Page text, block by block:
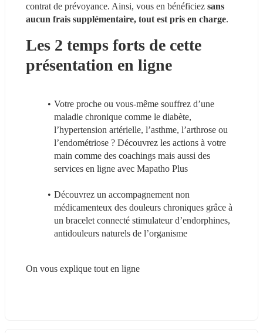
contrat de prévoyance. Ainsi, vous en bénéficiez sans
aucun frais supplémentaire, tout est pris en charge.
Les 2 temps forts de cette
présentation en ligne
Votre proche ou vous-même souffrez d’une
maladie chronique comme le diabète,
l’hypertension artérielle, l’asthme, l’arthrose ou
l’endométriose ? Découvrez les actions à votre
main comme des coachings mais aussi des
services en ligne avec Mapatho Plus
Découvrez un accompagnement non
médicamenteux des douleurs chroniques grâce à
un bracelet connecté stimulateur d’endorphines,
antidouleurs naturels de l’organisme
On vous explique tout en ligne